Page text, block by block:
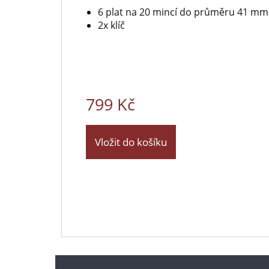
6 plat na 20 mincí do průměru 41 mm
2x klíč
799 Kč
Vložit do košíku